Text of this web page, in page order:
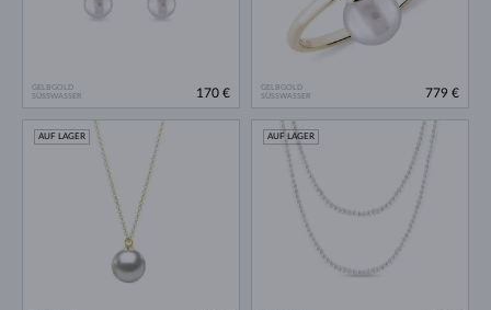
GELBGOLD
SÜSSWASSER
170 €
GELBGOLD
SÜSSWASSER
779 €
AUF LAGER AUF LAGER